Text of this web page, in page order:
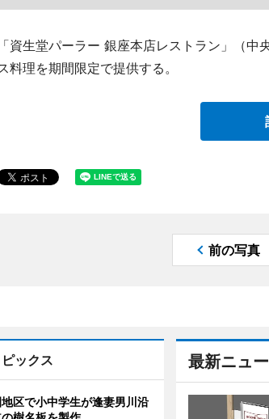
「資生堂パーラー 銀座本店レストラン」（
料理を期間限定で提供する。
前の写真
最新ニュ
ックス
区で小中学生が逢妻男川沿